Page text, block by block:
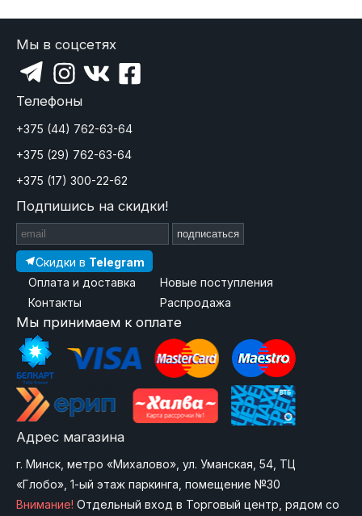
Мы в соцсетях
Телефоны
+375 (44) 762-63-64
+375 (29) 762-63-64
+375 (17) 300-22-62
Подпишись на скидки!
подписаться
Скидки в Telegram
Оплата и доставка
Контакты
Новые поступления
Распродажа
Мы принимаем к оплате
Адрес магазина
г. Минск, метро «Михалово», ул. Уманская, 54, ТЦ
«Глобо», 1-ый этаж паркинга, помещение №30
Внимание! Отдельный вход в Торговый центр, рядом со